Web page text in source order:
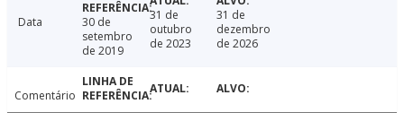
Data
30 de
setembro
de 2019
31 de
outubro
de 2023
31 de
dezembro
de 2026
Comentário